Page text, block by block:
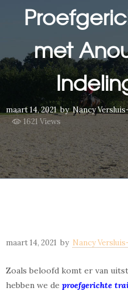
met
maart 14, 2021 by Nancy
1621 Views
maart 14, 2021 by Nancy
Zoals beloofd komt er van
hebben we de proefgerichte